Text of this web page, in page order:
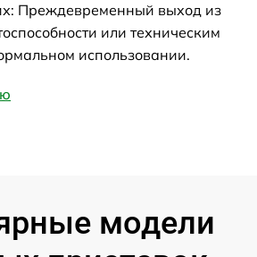
Преждевременный выход из
или техническим
использовании.
модели